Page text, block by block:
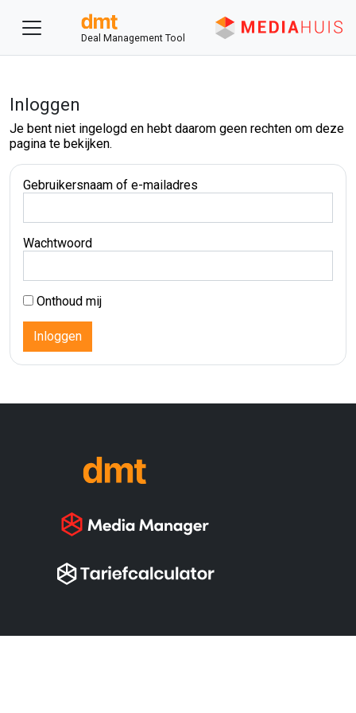
Deal Management Tool
Inloggen
Je bent niet ingelogd en hebt daarom geen rechten om deze
pagina te bekijken.
Gebruikersnaam of e-mailadres
Wachtwoord
Onthoud mij